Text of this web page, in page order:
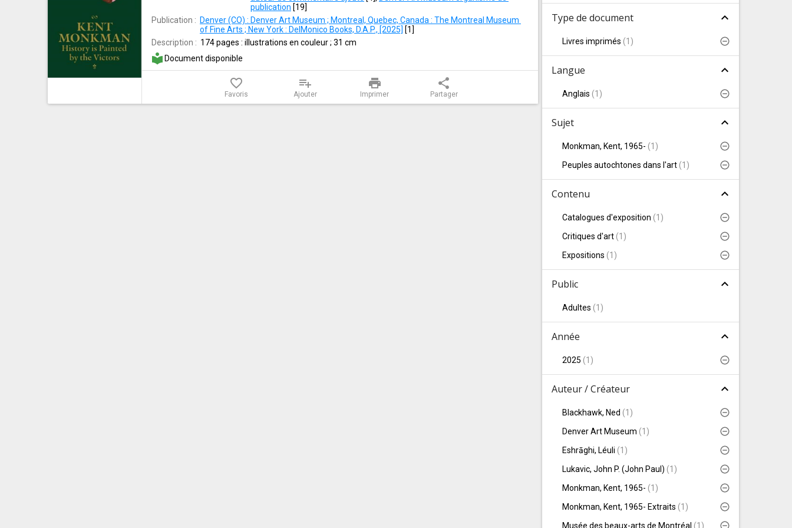
Type de document expand_less
Livres imprimés (1 )
Langue expand_less
Anglais (1 )
Sujet expand_less
Monkman, Kent, 1965- (1 )
Peuples autochtones dans l'art (1 )
Contenu expand_less
Catalogues d'exposition (1 )
Critiques d'art (1 )
Expositions (1 )
Public expand_less
Adultes (1 )
Année expand_less
2025 (1 )
Auteur / Créateur expand_less
Blackhawk, Ned (1 )
Denver Art Museum (1 )
Eshrāghi, Léuli (1 )
Lukavic, John P. (John Paul) (1 )
Monkman, Kent, 1965- (1 )
Monkman, Kent, 1965- Extraits (1 )
Musée des beaux-arts de Montréal (1 )
publication [19]
Publication : Denver (CO) : Denver Art Museum ; Montreal, Quebec, Canada : The Montreal Museum
of Fine Arts ; New York : DelMonico Books, D.A.P., [2025] [1 ]
Description : 174 pages : illustrations en couleur ; 31 cm
local_library Document disponible
favorite_border
Favoris
playlist_add
Ajouter
print
Imprimer
share
Partager